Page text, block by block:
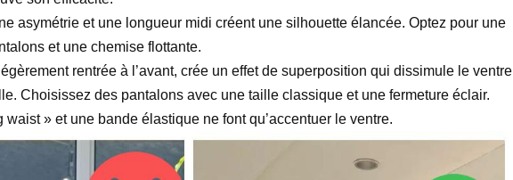
asymétrie et une longueur midi créent une silhouette élancée. Optez pour une
et une chemise flottante.
rentrée à l’avant, crée un effet de superposition qui dissimule le ventre
Choisissez des pantalons avec une taille classique et une fermeture éclair.
» et une bande élastique ne font qu’accentuer le ventre.